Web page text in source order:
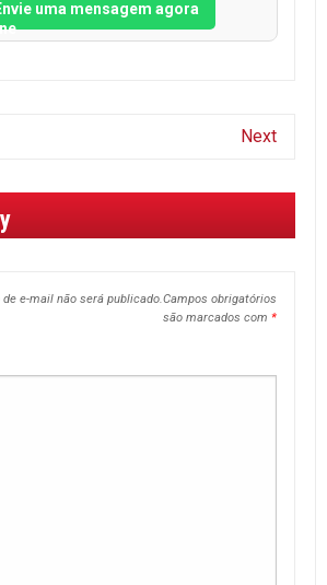
uma mensagem agora
Next
de e-mail não será publicado.Campos obrigatórios
são marcados com *